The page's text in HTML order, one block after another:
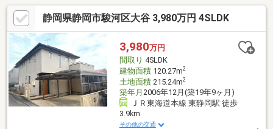
静岡県静岡市駿河区大谷 3,980万円 4SLDK
3,980万円
間取り 4SLDK
建物面積120.27m2
土地面積215.24m2
築年月 2006年12月(築19年9ヶ月)
ＪＲ東海道本線 東静岡駅 徒歩
3.9km
その他の交通